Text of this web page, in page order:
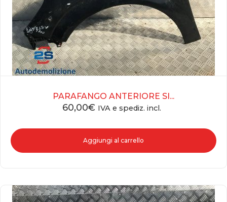
PARAFANGO ANTERIORE SI...
60,00€ IVA e spediz. incl.
Aggiungi al carrello